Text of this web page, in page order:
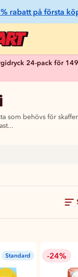
rabatt på första
24-pack för
som behövs för
Standard -24%